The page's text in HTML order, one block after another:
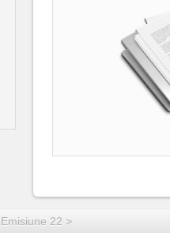
Emisiune 22 >